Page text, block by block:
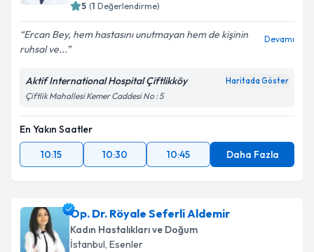
5 (1 Değerlendirme)
Ercan Bey, hem hastasını unutmayan hem de kişinin
ruhsal ve...
Devamı
Aktif International Hospital Çiftlikköy Haritada Göster
Çiftlik Mahallesi Kemer Caddesi No : 5
En Yakın Saatler
10:15
10:30 10:45 Daha Fazla
Op. Dr. Röyale Seferli Aldemir
Kadın Hastalıkları ve Doğum
İstanbul, Esenler